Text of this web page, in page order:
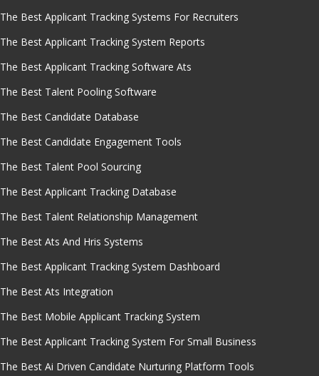
The Best Applicant Tracking Systems For Recruiters
The Best Applicant Tracking System Reports
The Best Applicant Tracking Software Ats
The Best Talent Pooling Software
The Best Candidate Database
The Best Candidate Engagement Tools
The Best Talent Pool Sourcing
The Best Applicant Tracking Database
The Best Talent Relationship Management
The Best Ats And Hris Systems
The Best Applicant Tracking System Dashboard
The Best Ats Integration
The Best Mobile Applicant Tracking System
The Best Applicant Tracking System For Small Business
The Best Ai Driven Candidate Nurturing Platform Tools